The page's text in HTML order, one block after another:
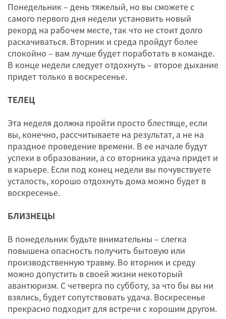
Понедельник – день тяжелый, но вы сможете с
самого первого дня недели установить новый
рекорд на рабочем месте, так что не стоит долго
раскачиваться. Вторник и среда пройдут более
спокойно – вам лучше будет поработать в команде.
В конце недели следует отдохнуть – второе дыхание
придет только в воскресенье.
ТЕЛЕЦ
Эта неделя должна пройти просто блестяще, если
вы, конечно, рассчитываете на результат, а не на
праздное проведение времени. В ее начале будут
успехи в образовании, а со вторника удача придет и
в карьере. Если под конец недели вы почувствуете
усталость, хорошо отдохнуть дома можно будет в
воскресенье.
БЛИЗНЕЦЫ
В понедельник будьте внимательны – слегка
повышена опасность получить бытовую или
производственную травму. Во вторник и среду
можно допустить в своей жизни некоторый
авантюризм. С четверга по субботу, за что бы вы ни
взялись, будет сопутствовать удача. Воскресенье
прекрасно подходит для встречи с хорошим другом.